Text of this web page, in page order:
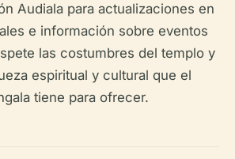
Audiala para actualizaciones en
e información sobre eventos
las costumbres del templo y
espiritual y cultural que el
tiene para ofrecer.